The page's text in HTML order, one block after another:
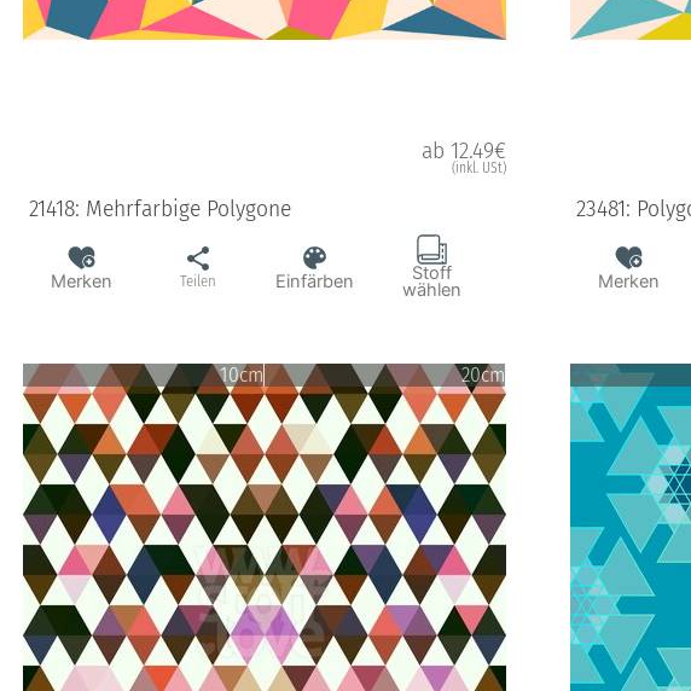
ab 12.49€
(inkl. USt)
21418: Mehrfarbige Polygone
Merken Teilen Einfärben Stoff
wählen
23481:
Merken
10cm 20cm